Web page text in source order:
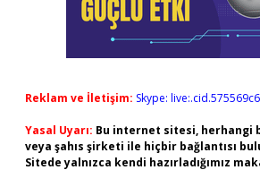
Reklam ve İletişim: Skype:
Yasal Uyarı: Bu internet sitesi, herhangi
veya şahıs şirketi ile hiçbir bağlantısı
Sitede yalnızca kendi hazırladığımız